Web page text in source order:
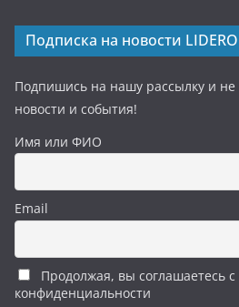
Подписка на новости
Подпишись на нашу рассылку и
новости и события!
Имя или ФИО
Email
Продолжая, вы соглашаетесь
конфиденциальности